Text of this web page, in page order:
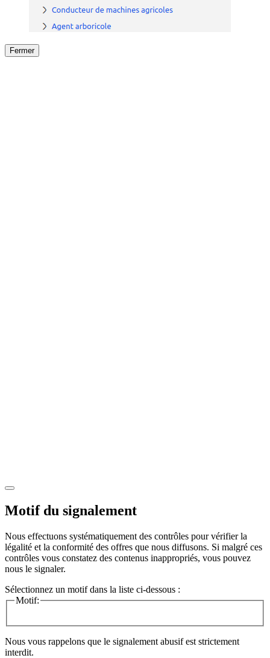
Fermer
Motif du signalement
Nous effectuons systématiquement des contrôles pour vérifier la
légalité et la conformité des offres que nous diffusons. Si malgré ces
contrôles vous constatez des contenus inappropriés, vous pouvez
nous le signaler.
Sélectionnez un motif dans la liste ci-dessous :
Motif:
Nous vous rappelons que le signalement abusif est strictement
interdit.